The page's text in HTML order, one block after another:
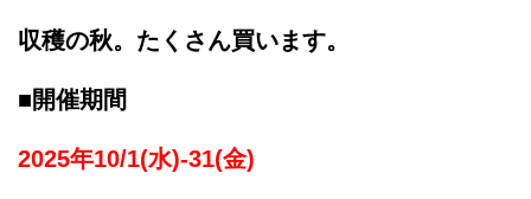
収穫の秋。たくさん買います。
■開催期間
2025年10/1(水)-31(金)